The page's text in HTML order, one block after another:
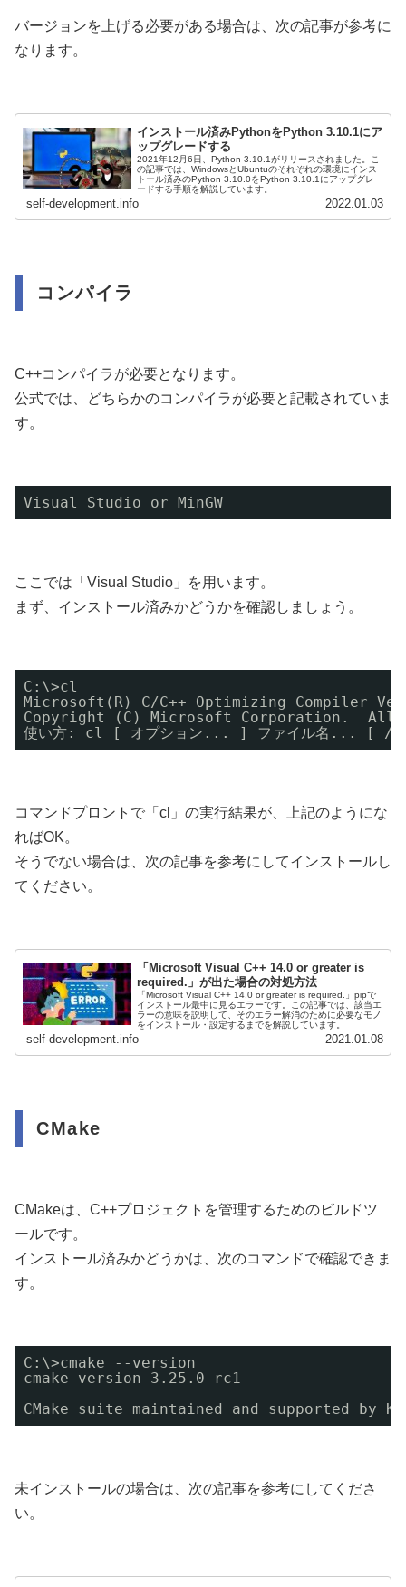
バージョンを上げる必要がある場合は、次の記事が参考に
なります。
インストール済みPythonをPython 3.10.1にア
ップグレードする
2021年12月6日、Python 3.10.1がリリースされました。こ
の記事では、WindowsとUbuntuのそれぞれの環境にインス
トール済みのPython 3.10.0をPython 3.10.1にアップグレ
ードする手順を解説しています。
self-development.info 2022.01.03
コンパイラ
C++コンパイラが必要となります。
公式では、どちらかのコンパイラが必要と記載されていま
す。
Visual Studio or MinGW
ここでは「Visual Studio」を用います。
まず、インストール済みかどうかを確認しましょう。
C:\>cl
Microsoft(R) C/C++ Optimizing Compiler
Copyright (C) Microsoft Corporation.
使い方: cl [ オプション... ] ファイル名... [ /
コマンドプロントで「cl」の実行結果が、上記のようにな
ればOK。
そうでない場合は、次の記事を参考にしてインストールし
てください。
「Microsoft Visual C++ 14.0 or greater is
required.」が出た場合の対処方法
「Microsoft Visual C++ 14.0 or greater is required.」pipで
インストール最中に見るエラーです。この記事では、該当エ
ラーの意味を説明して、そのエラー解消のために必要なモノ
をインストール・設定するまでを解説しています。
self-development.info 2021.01.08
CMake
CMakeは、C++プロジェクトを管理するためのビルドツ
ールです。
インストール済みかどうかは、次のコマンドで確認できま
す。
C:\>cmake --version
cmake version 3.25.0-rc1
CMake suite maintained and supported by
未インストールの場合は、次の記事を参考にしてくださ
い。